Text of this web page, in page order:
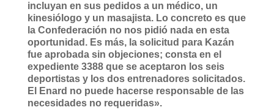
incluyan en sus pedidos a un médico, un
kinesiólogo y un masajista. Lo concreto es que
la Confederación no nos pidió nada en esta
oportunidad. Es más, la solicitud para Kazán
fue aprobada sin objeciones; consta en el
expediente 3388 que se aceptaron los seis
deportistas y los dos entrenadores solicitados.
El Enard no puede hacerse responsable de las
necesidades no requeridas».